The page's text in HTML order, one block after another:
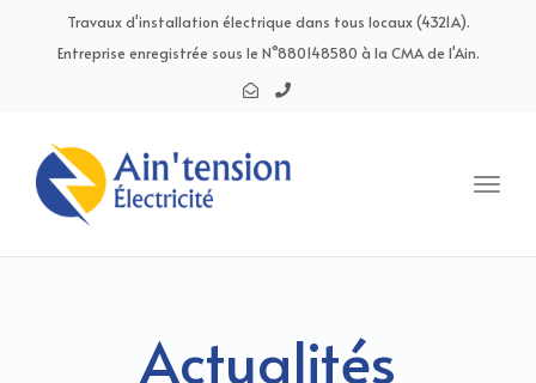
Travaux d'installation électrique dans tous locaux (4321A).
Entreprise enregistrée sous le N°880148580 à la CMA de l'Ain.
Actualités